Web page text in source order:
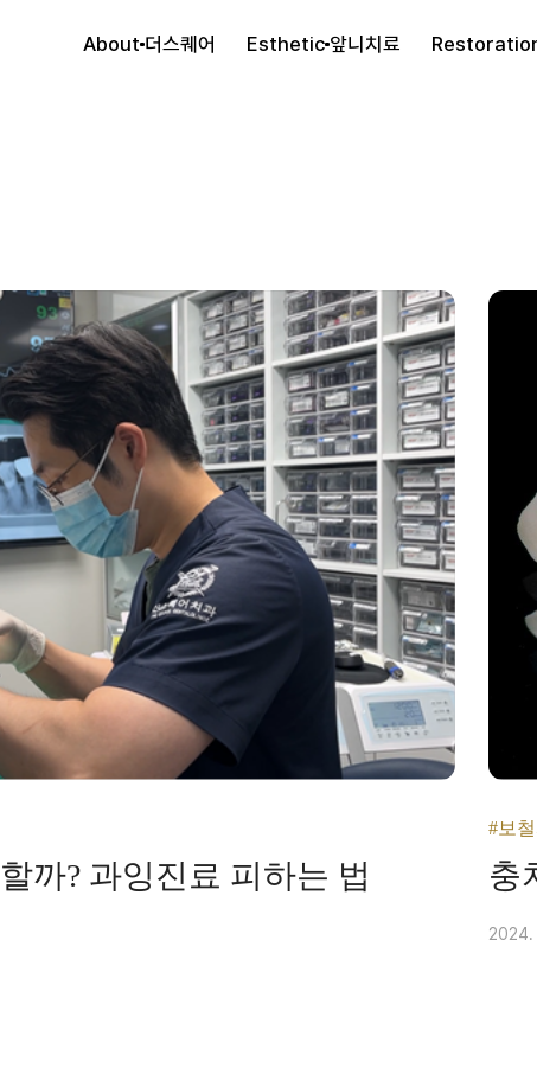
About더스퀘어 Esthetic앞니치료
까? 과잉진료 피하는 법
#보
충
2024.